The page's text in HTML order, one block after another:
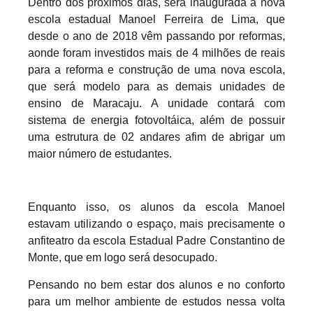
escola estadual Manoel Ferreira de Lima, que
desde o ano de 2018 vêm passando por reformas,
aonde foram investidos mais de 4 milhões de reais
para a reforma e construção de uma nova escola,
que será modelo para as demais unidades de
ensino de Maracaju. A unidade contará com
sistema de energia fotovoltáica, além de possuir
uma estrutura de 02 andares afim de abrigar um
maior número de estudantes.
Enquanto isso, os alunos da escola Manoel
estavam utilizando o espaço, mais precisamente o
anfiteatro da escola Estadual Padre Constantino de
Monte, que em logo será desocupado.
Pensando no bem estar dos alunos e no conforto
para um melhor ambiente de estudos nessa volta